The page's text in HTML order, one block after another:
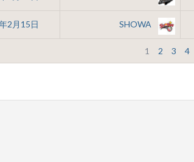
2月15日 SHOWA
1 2 3 4